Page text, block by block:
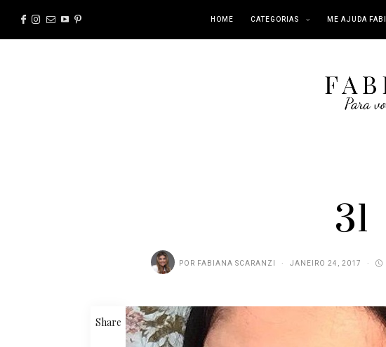
HOME CATEGORIAS ME AJUDA FABI
31
POR FABIANA SCARANZI JANEIRO 24, 2017
Share